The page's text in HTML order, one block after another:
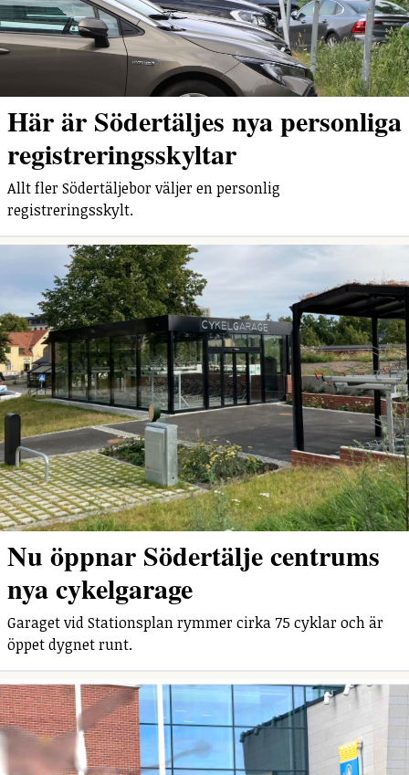
Här är Södertäljes nya personliga
registreringsskyltar
Allt fler Södertäljebor väljer en personlig
registreringsskylt.
Nu öppnar Södertälje centrums
nya cykelgarage
Garaget vid Stationsplan rymmer cirka 75 cyklar och är
öppet dygnet runt.